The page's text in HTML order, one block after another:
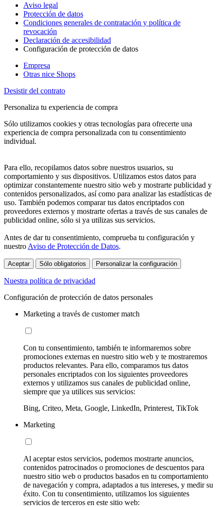
Aviso legal
Protección de datos
Condiciones generales de contratación y política de
revocación
Declaración de accesibilidad
Configuración de protección de datos
Empresa
Otras nice Shops
Desistir del contrato
Personaliza tu experiencia de compra
Sólo utilizamos cookies y otras tecnologías para ofrecerte una
experiencia de compra personalizada con tu consentimiento
individual.
Para ello, recopilamos datos sobre nuestros usuarios, su
comportamiento y sus dispositivos. Utilizamos estos datos para
optimizar constantemente nuestro sitio web y mostrarte publicidad y
contenidos personalizados, así como para analizar las estadísticas de
uso. También podemos comparar tus datos encriptados con
proveedores externos y mostrarte ofertas a través de sus canales de
publicidad online, sólo si ya utilizas sus servicios.
Antes de dar tu consentimiento, comprueba tu configuración y
nuestro Aviso de Protección de Datos.
Aceptar Sólo obligatorios Personalizar la configuración
Nuestra política de privacidad
Configuración de protección de datos personales
Marketing a través de customer match
Con tu consentimiento, también te informaremos sobre
promociones externas en nuestro sitio web y te mostraremos
productos relevantes. Para ello, comparamos tus datos
personales encriptados con los siguientes proveedores
externos y utilizamos sus canales de publicidad online,
siempre que ya utilices sus servicios:
Bing, Criteo, Meta, Google, LinkedIn, Printerest, TikTok
Marketing
Al aceptar estos servicios, podemos mostrarte anuncios,
contenidos patrocinados o promociones de descuentos para
nuestro sitio web o productos basados en tu comportamiento
de navegación y compra, adaptados a tus intereses, y medir su
éxito. Con tu consentimiento, utilizamos los siguientes
servicios de terceros en este sitio web: